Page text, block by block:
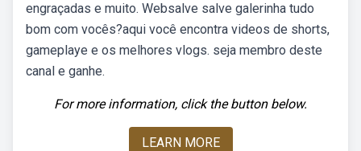
engraçadas e muito. Websalve salve galerinha tudo
bom com vocês?aqui você encontra videos de shorts,
gameplaye e os melhores vlogs. seja membro deste
canal e ganhe.
For more information, click the button below.
LEARN MORE